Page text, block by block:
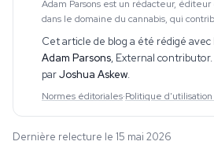
Adam Parsons est un rédacteur,
dans le domaine du cannabis, qui
des publications spécialisées. Son travail
psychédéliques, les plantes ethnobo
Cet article de blog a été rédigé avec
Adam Parsons, External contributor
parJoshua Askew.
Normes éditoriales·Politique
Dernière relecture le 15 mai 2026